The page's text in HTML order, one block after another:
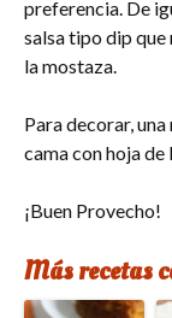
preferencia. De
salsa tipo dip que
la mostaza.
Para decorar,
cama con hoja de
¡Buen Provecho!
Más recetas